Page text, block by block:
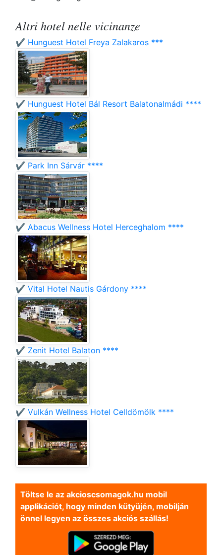
Altri hotel nelle vicinanze
✔️ Hunguest Hotel Freya Zalakaros ***
✔️ Hunguest Hotel Bál Resort Balatonalmádi ****
✔️ Park Inn Sárvár ****
✔️ Abacus Wellness Hotel Herceghalom ****
✔️ Vital Hotel Nautis Gárdony ****
✔️ Zenit Hotel Balaton ****
✔️ Vulkán Wellness Hotel Celldömölk ****
Töltse le az akcioscsomagok.hu mobil
applikációt, hogy minden kütyüjén, mobilján
önnel legyen az összes akciós szállás!